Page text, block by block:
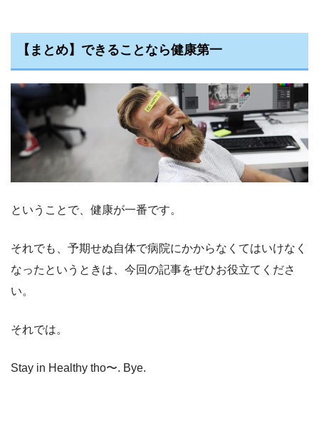
【まとめ】できることなら健康第一
ということで、健康が一番です。
それでも、予期せぬ自体で病院にかからなくてはいけなく
なったというときは、今回の記事をぜひお役立てくださ
い。
それでは。
Stay in Healthy tho〜. Bye.